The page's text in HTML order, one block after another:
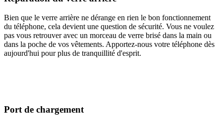
Bien que le verre arrière ne dérange en rien le bon fonctionnement
du téléphone, cela devient une question de sécurité. Vous ne voulez
pas vous retrouver avec un morceau de verre brisé dans la main ou
dans la poche de vos vêtements. Apportez-nous votre téléphone dès
aujourd'hui pour plus de tranquillité d'esprit.
Port de chargement